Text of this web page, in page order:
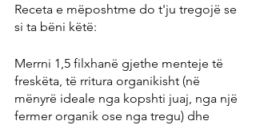
Receta e mëposhtme do t'ju tregojë se
si ta bëni këtë:
Merrni 1,5 filxhanë gjethe menteje të
freskëta, të rritura organikisht (në
mënyrë ideale nga kopshti juaj, nga një
fermer organik ose nga tregu) dhe